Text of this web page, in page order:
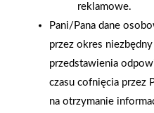
reklamowe.
Pani/Pana dane
przez okres
przedstawienia
czasu cofnięcia przez
na otrzymanie